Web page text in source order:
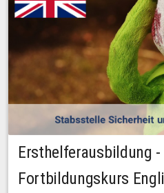
Ersthelferausbildung
Fortbildungskurs